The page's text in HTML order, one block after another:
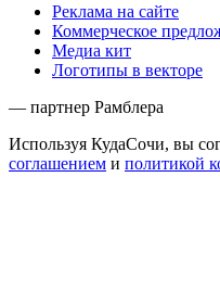
Реклама на сайте
Коммерческое
Медиа кит
Логотипы в векторе
— партнер Рамблера
Используя КудаСочи, вы
соглашением и политикой